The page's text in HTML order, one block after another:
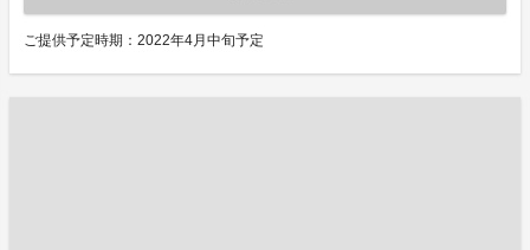
ご提供予定時期：2022年4月中旬予定